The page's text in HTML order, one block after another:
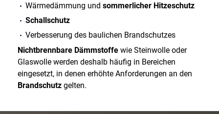
Wärmedämmung und sommerlicher Hitzeschutz
Schallschutz
Verbesserung des baulichen Brandschutzes
Nichtbrennbare Dämmstoffe wie Steinwolle oder
Glaswolle werden deshalb häufig in Bereichen
eingesetzt, in denen erhöhte Anforderungen an den
Brandschutz gelten.